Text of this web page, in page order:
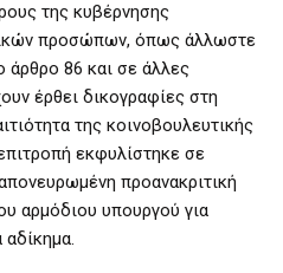
της κυβέρνησης
προσώπων, όπως άλλωστε
άρθρο 86 και σε άλλες
έρθει δικογραφίες στη
της κοινοβουλευτικής
εκφυλίστηκε σε
προανακριτική
αρμόδιου υπουργού για